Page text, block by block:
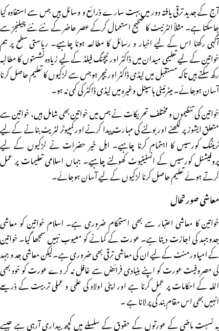
آج کے جدید ترقی یافتہ دور میں بہت سارے ذرائع و وسائل ہیں جس سے استفادہ کیا
جاسکتا ہے۔ مثلاً انٹرنیٹ کا صحیح استعمال کرکے عصر حاضر کے نئے نئے چیلنجز سے
آگہی رکھنا اس کے لیے اخبار و رسائل کا مطالعہ ہونا چاہیے۔ ریاستی سطح پر ہم
خواتین کے لیے تعلیمی میدان میں ڈاکٹر اور ٹیچنگ فیلڈ کے لیے زیادہ نشستوں کا مطالبہ
رکھ سکتے ہیں تاکہ مستقبل میں لیڈی ڈاکٹر اور ٹیچر ہوجس سے لڑکیوں کا تعلیم حاصل کرنا
آسان ہوجائے۔ میٹرنیٹی ہاسپٹل وغیرہ میں لیڈی ڈاکٹر کی کمی نہ ہو۔
خواتین کی تنظیموں و مختلف تحریکات نے جس میں خواتین بھی شامل ہیں، خواتین سے
متعلق ایشوز پر لکھنے اور بولنے کی مہارت پیدا کرنے اور کمپیوٹر لٹریٹ بنانے کے لیے
ٹریننگ کورسیس کا اہتمام کرنا چاہیے۔ اہل خیر حضرات نے لڑکیوں کے لیے
پروفیشنل کورسیس کے انسٹیٹیوٹ کھولنے چاہیے۔ جہاں اسلامی تعلیمات پر عمل
کرتے ہوئے تعلیم حاصل کرنا لڑکیوں کے لیے آسان ہوجائے۔
معاشی صورتحال
خواتین کا معاشی اعتبار سے بھی استحکام ضروری ہے۔ اسلام خواتین کو معاشی
جدوجہد کی اجازت دیتا ہے۔ عورت کے کمانے کو معیوب نہیں سمجھا گیا۔ خواتین
کے امپاورمنٹ کے لیے ان کی معاشی ترقی بھی ضروری ہے۔لیکن معاشی جد و جہد
کی مصروفیت عورت کو اپنے بنیادی فرائض سے غافل نہ کر دے عورت کو خود بھی
اللہ کے احکامات پر عمل کرنا ہے اور اپنی اولاد کی علمی و عملی تر بیت کے ذریعے
انہیں بھی اس مقام بند گی پر لانا ہے ۔
بہ نسبت ماضی کے عورتوں کے حقوق کے سلسلے میں کچھ بیداری آرہی ہے جیسے